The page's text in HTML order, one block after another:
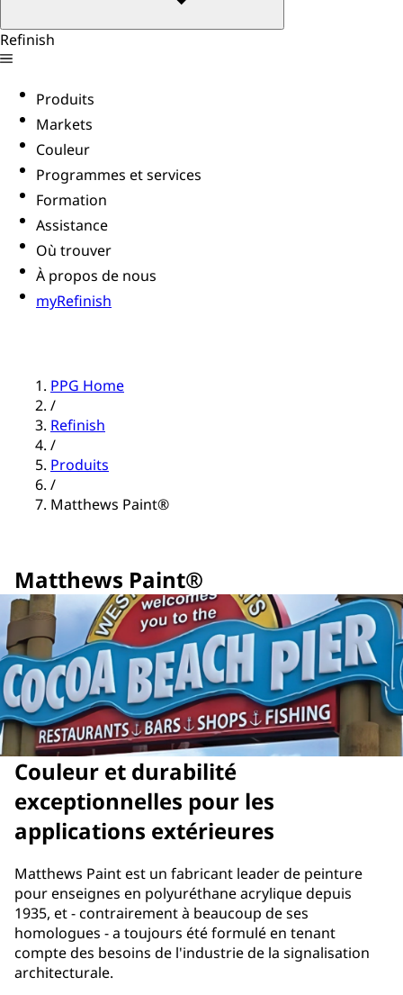
Refinish
Produits
Markets
Couleur
Programmes et services
Formation
Assistance
Où trouver
À propos de nous
myRefinish
PPG Home
/
Refinish
/
Produits
/
Matthews Paint®
Matthews Paint®
Couleur et durabilité
exceptionnelles pour les
applications extérieures
Matthews Paint est un fabricant leader de peinture
pour enseignes en polyuréthane acrylique depuis
1935, et - contrairement à beaucoup de ses
homologues - a toujours été formulé en tenant
compte des besoins de l'industrie de la signalisation
architecturale.